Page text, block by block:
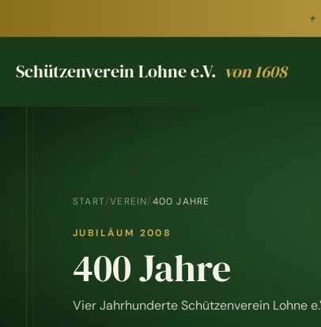
✦
Schützenverein Lohne e.V. von 1608
Schützenverein Lohne e.V. von 1608
START/VEREIN/400 JAHRE
JUBILÄUM 2008
400 Jahre
Vier Jahrhunderte Schützenverein Lohne